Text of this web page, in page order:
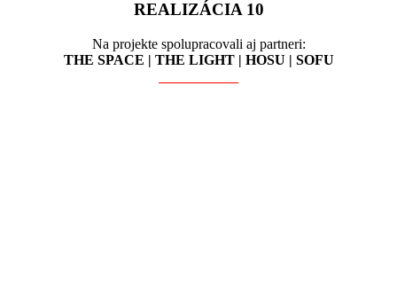
REALIZÁCIA 10
Na projekte spolupracovali aj partneri:
THE SPACE | THE LIGHT | HOSU | SOFU